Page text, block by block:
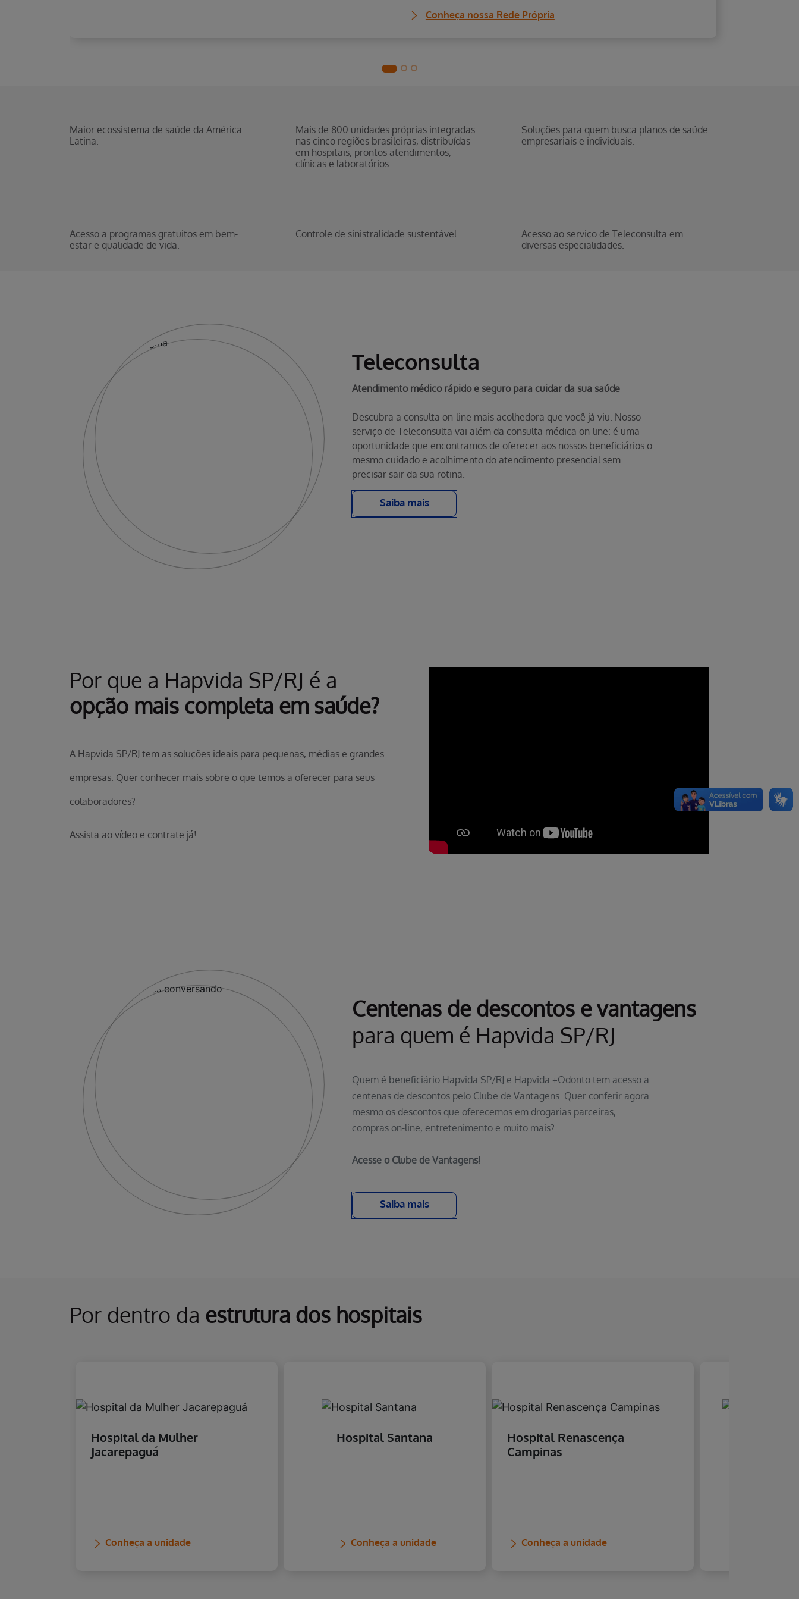
Saiba mais sobre os planos
Maior ecossistema de saúde da América
Latina.
Mais de 800 unidades próprias integradas
nas cinco regiões brasileiras, distribuídas
em hospitais, prontos atendimentos,
clínicas e laboratórios.
Soluções para quem busca planos de saúde
empresariais e individuais.
Acesso a programas gratuitos em bem-
estar e qualidade de vida.
Controle de sinistralidade sustentável.
Acesso ao serviço de Teleconsulta em
diversas especialidades.
Teleconsulta
Atendimento médico rápido e seguro para cuidar da sua saúde
Descubra a consulta on-line mais acolhedora que você já viu. Nosso
serviço de Teleconsulta vai além da consulta médica on-line: é uma
oportunidade que encontramos de oferecer aos nossos beneficiários o
mesmo cuidado e acolhimento do atendimento presencial sem
precisar sair da sua rotina.
Saiba mais
Por que a Hapvida SP/RJ é a
opção mais completa em saúde?
A Hapvida SP/RJ tem as soluções ideais para pequenas, médias e grandes
empresas. Quer conhecer mais sobre o que temos a oferecer para seus
colaboradores?
Assista ao vídeo e contrate já!
Centenas de descontos e vantagens
para quem é Hapvida SP/RJ
Quem é beneficiário Hapvida SP/RJ e Hapvida +Odonto tem acesso a
centenas de descontos pelo Clube de Vantagens. Quer conferir agora
mesmo os descontos que oferecemos em drogarias parceiras,
compras on-line, entretenimento e muito mais?
Acesse o Clube de Vantagens!
Saiba mais
Por dentro da estrutura dos hospitais
Hospital da Mulher
Jacarepaguá
Conheça a unidade
Hospital Santana
Conheça a unidade
Hospital Renascença
Campinas
Conheça a unidade